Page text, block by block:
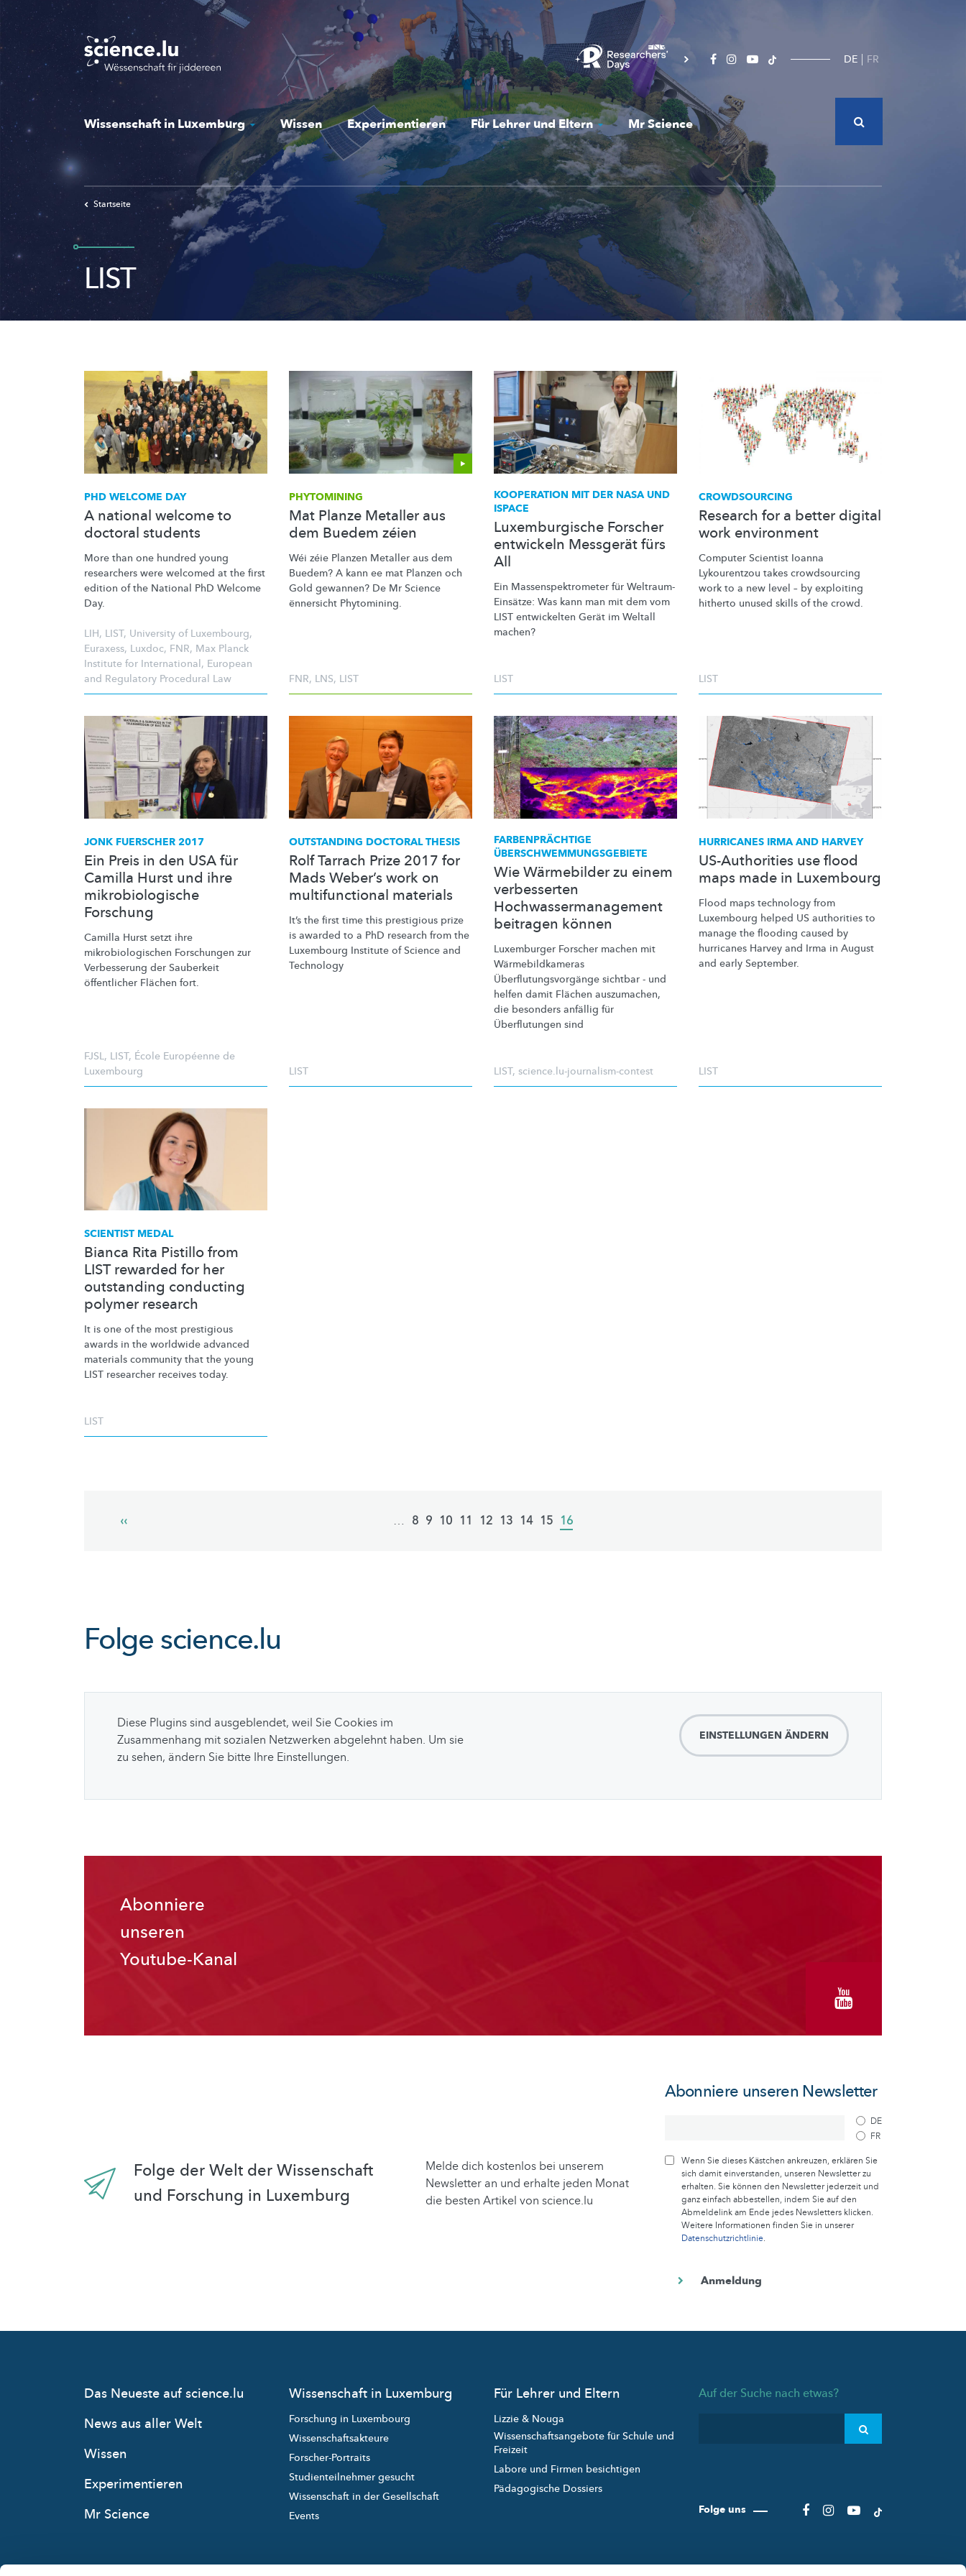
Skip
to
main
content
DE FR
Wissenschaft in Luxemburg Wissen Experimentieren Für Lehrer und Eltern Mr Science
Startseite
LIST
PHD WELCOME DAY
A national welcome to
doctoral students
More than one hundred young
researchers were welcomed at the first
edition of the National PhD Welcome
Day.
LIH, LIST, University of Luxembourg,
Euraxess, Luxdoc, FNR, Max Planck
Institute for International, European
and Regulatory Procedural Law
PHYTOMINING
Mat Planze Metaller aus
dem Buedem zéien
Wéi zéie Planzen Metaller aus dem
Buedem? A kann ee mat Planzen och
Gold gewannen? De Mr Science
ënnersicht Phytomining.
FNR, LNS, LIST
KOOPERATION MIT DER NASA UND
ISPACE
Luxemburgische Forscher
entwickeln Messgerät fürs
All
Ein Massenspektrometer für Weltraum-
Einsätze: Was kann man mit dem vom
LIST entwickelten Gerät im Weltall
machen?
LIST
CROWDSOURCING
Research for a better digital
work environment
Computer Scientist Ioanna
Lykourentzou takes crowdsourcing
work to a new level – by exploiting
hitherto unused skills of the crowd.
LIST
JONK FUERSCHER 2017
Ein Preis in den USA für
Camilla Hurst und ihre
mikrobiologische
Forschung
Camilla Hurst setzt ihre
mikrobiologischen Forschungen zur
Verbesserung der Sauberkeit
öffentlicher Flächen fort.
FJSL, LIST, École Européenne de
Luxembourg
OUTSTANDING DOCTORAL THESIS
Rolf Tarrach Prize 2017 for
Mads Weber’s work on
multifunctional materials
It’s the first time this prestigious prize
is awarded to a PhD research from the
Luxembourg Institute of Science and
Technology
LIST
FARBENPRÄCHTIGE
ÜBERSCHWEMMUNGSGEBIETE
Wie Wärmebilder zu einem
verbesserten
Hochwassermanagement
beitragen können
Luxemburger Forscher machen mit
Wärmebildkameras
Überflutungsvorgänge sichtbar - und
helfen damit Flächen auszumachen,
die besonders anfällig für
Überflutungen sind
LIST, science.lu-journalism-contest
HURRICANES IRMA AND HARVEY
US-Authorities use flood
maps made in Luxembourg
Flood maps technology from
Luxembourg helped US authorities to
manage the flooding caused by
hurricanes Harvey and Irma in August
and early September.
LIST
SCIENTIST MEDAL
Bianca Rita Pistillo from
LIST rewarded for her
outstanding conducting
polymer research
It is one of the most prestigious
awards in the worldwide advanced
materials community that the young
LIST researcher receives today.
LIST
Previous
‹‹ … Page
8 Page
9 Page
10 Page
11 Page
12 Page
13 Page
14 Page
15 Current
16
Folge science.lu
Diese Plugins sind ausgeblendet, weil Sie Cookies im
Zusammenhang mit sozialen Netzwerken abgelehnt haben. Um sie
zu sehen, ändern Sie bitte Ihre Einstellungen.
EINSTELLUNGEN ÄNDERN
Abonniere
unseren
Youtube-Kanal
Folge der Welt der Wissenschaft
und Forschung in Luxemburg
Melde dich kostenlos bei unserem
Newsletter an und erhalte jeden Monat
die besten Artikel von science.lu
Abonniere unseren Newsletter
DE
FR
Wenn Sie dieses Kästchen ankreuzen, erklären Sie
sich damit einverstanden, unseren Newsletter zu
erhalten. Sie können den Newsletter jederzeit und
ganz einfach abbestellen, indem Sie auf den
Abmeldelink am Ende jedes Newsletters klicken.
Weitere Informationen finden Sie in unserer
Datenschutzrichtlinie.
Das Neueste auf science.lu
News aus aller Welt
Wissen
Experimentieren
Mr Science
Wissenschaft in Luxemburg
Forschung in Luxembourg
Wissenschaftsakteure
Forscher-Portraits
Studienteilnehmer gesucht
Wissenschaft in der Gesellschaft
Events
Für Lehrer und Eltern
Lizzie & Nouga
Wissenschaftsangebote für Schule und
Freizeit
Labore und Firmen besichtigen
Pädagogische Dossiers
Auf der Suche nach etwas?
Folge uns